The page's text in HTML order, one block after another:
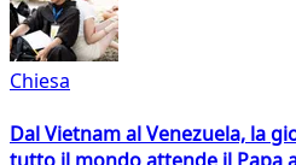
Chiesa
Dal Vietnam al Venezuela, la
tutto il mondo attende il Papa